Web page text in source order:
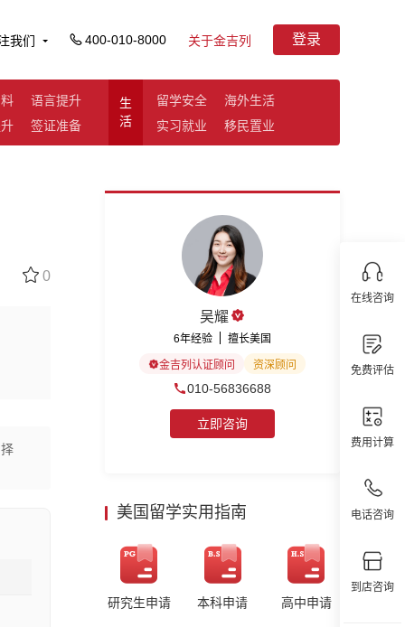
我们 400-010-8000 关于金吉列 登录
语言提升
签证准备
生
活
留学安全
海外生活
实习就业
移民置业
在线咨询
免费评估
费用计算
电话咨询
到店咨询
0
吴耀
6年经验 擅长美国
金吉列认证顾问 资深顾问
010-56836688
立即咨询
美国留学实用指南
研究生申请 本科申请 高中申请